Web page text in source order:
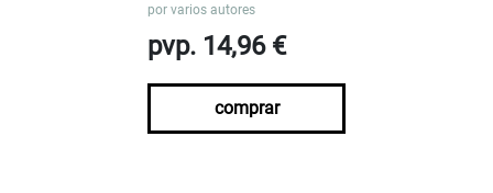
por varios autores
pvp. 14,96 €
comprar